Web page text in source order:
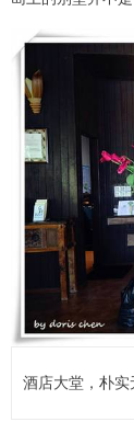
酒店大堂，朴实